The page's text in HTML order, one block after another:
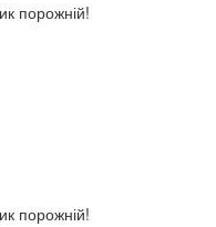
порожній!
порожній!